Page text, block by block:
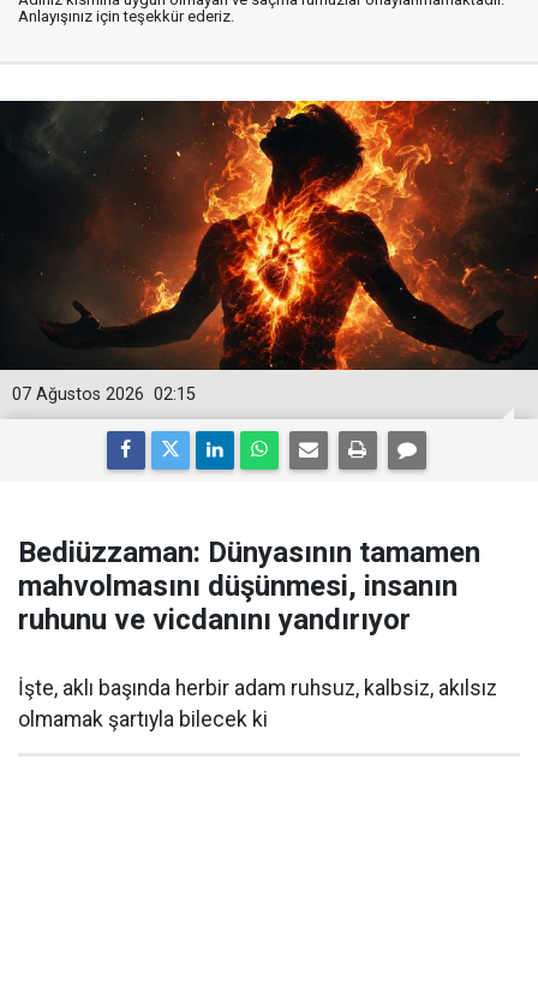
Anlayışınız için teşekkür ederiz.
02:15
07 Ağustos 2026
Bediüzzaman: Dünyasının tamamen
mahvolmasını düşünmesi, insanın
ruhunu ve vicdanını yandırıyor
İşte, aklı başında herbir adam ruhsuz, kalbsiz, akılsız
olmamak şartıyla bilecek ki